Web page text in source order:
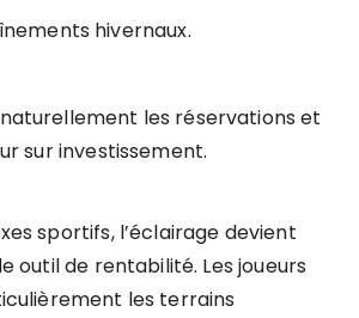
hivernaux.
les réservations et
sur investissement.
sportifs, l’éclairage devient
outil de rentabilité. Les joueurs
les terrains